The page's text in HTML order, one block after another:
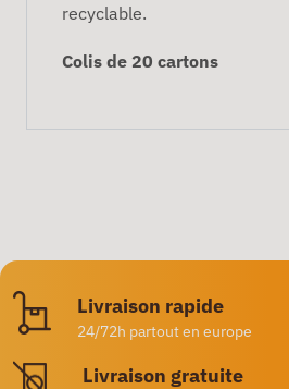
recyclable.
Colis de 20 cartons
Livraison rapide
24/72h partout en europe
Livraison gratuite